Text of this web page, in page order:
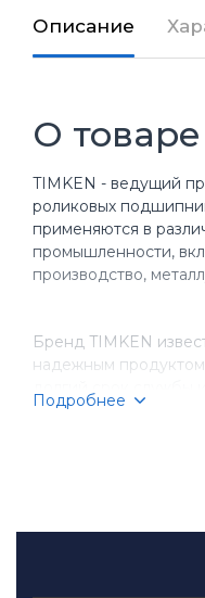
Описание
О товаре
TIMKEN - ведущий
роликовых
применяются в
промышленности,
производство,
Бренд TIMKEN
надежным
оборудования.
Подробнее